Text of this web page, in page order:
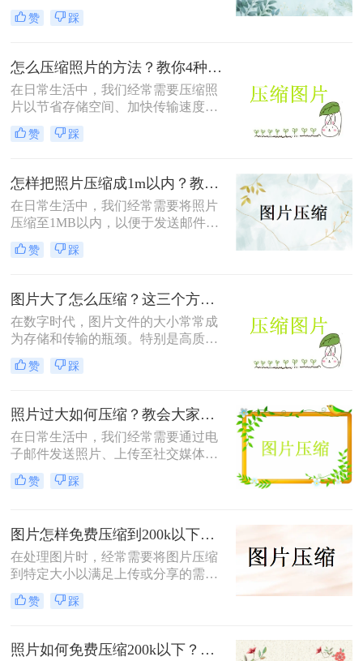
储空间，还是为了加快图片上传和下
载的速度。那么照片压缩怎么弄呢？
法，帮助您轻松应对照片压缩的需
求。
赞 踩
怎么压缩照片的方法？教你4种实用方法!！
在日常生活中，我们经常需要压缩照
片以节省存储空间、加快传输速度或
满足特定平台的要求。那么怎么压缩
照片的方法呢？本文将介绍四种有效
这些需求。
赞 踩
怎样把照片压缩成1m以内？教你四种实用的压缩方法！
在日常生活中，我们经常需要将照片
压缩至1MB以内，以便于发送邮件、
上传到社交媒体或满足特定平台的要
求。那么怎样把照片压缩成1m以内
缩照片大小，帮助您轻松应对这些需
求。
赞 踩
图片大了怎么压缩？这三个方法帮你轻松解决！
在数字时代，图片文件的大小常常成
为存储和传输的瓶颈。特别是高质量
的图片，其文件体积往往较大，不仅
占用大量存储空间，还会影响上传速
么压缩呢？以下是四种常用的图片压
缩方法，帮助您轻松解决这一问题。
赞 踩
照片过大如何压缩？教会大家这4种压缩方法！
在日常生活中，我们经常需要通过电
子邮件发送照片、上传至社交媒体或
用于网页设计等。然而，原始照片文
件通常较大，这不仅会占用大量存储
何压缩变得尤为重要。以下是四种常
用的图片压缩方法，帮助您轻松解决
这一问题。
赞 踩
图片怎样免费压缩到200k以下？二种压缩方法分享
在处理图片时，经常需要将图片压缩
到特定大小以满足上传或分享的需
求。那么图片怎样免费压缩到200k以
下呢？本文将介绍两种免费将图片压
赞 踩
照片如何免费压缩200k以下？快来学习这3种压缩方法！